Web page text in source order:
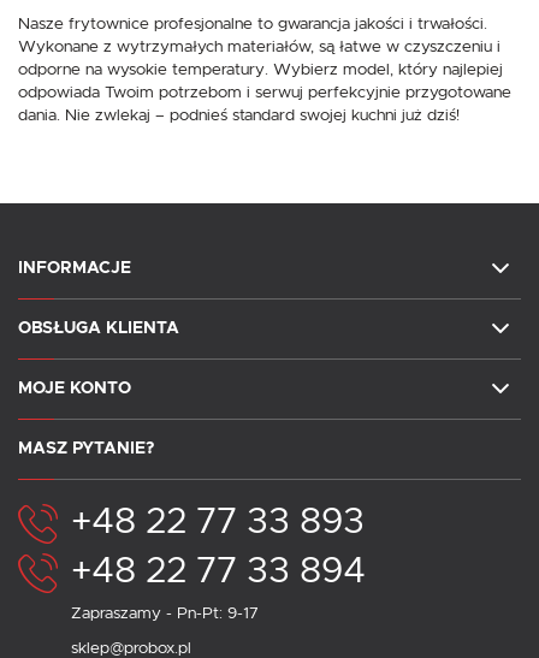
Nasze frytownice profesjonalne to gwarancja jakości i trwałości.
Wykonane z wytrzymałych materiałów, są łatwe w czyszczeniu i
odporne na wysokie temperatury. Wybierz model, który najlepiej
odpowiada Twoim potrzebom i serwuj perfekcyjnie przygotowane
dania. Nie zwlekaj – podnieś standard swojej kuchni już dziś!
INFORMACJE
OBSŁUGA KLIENTA
MOJE KONTO
MASZ PYTANIE?
+48 22 77 33 893
+48 22 77 33 894
Zapraszamy - Pn-Pt: 9-17
sklep@probox.pl